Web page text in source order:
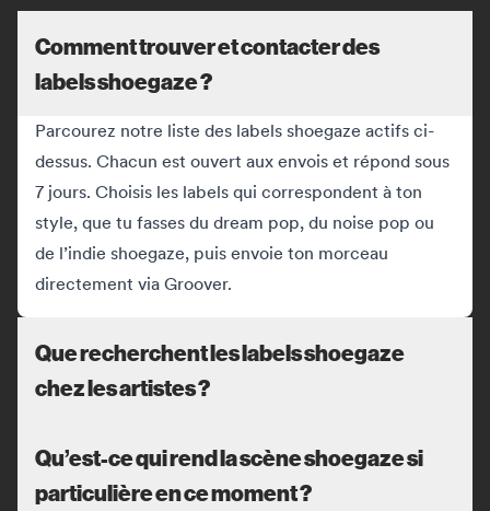
Comment trouver et contacter des
labels shoegaze ?
Parcourez notre liste des labels shoegaze actifs ci-
dessus. Chacun est ouvert aux envois et répond sous
7 jours. Choisis les labels qui correspondent à ton
style, que tu fasses du dream pop, du noise pop ou
de l’indie shoegaze, puis envoie ton morceau
directement via Groover.
Que recherchent les labels shoegaze
chez les artistes ?
Qu’est-ce qui rend la scène shoegaze si
particulière en ce moment ?